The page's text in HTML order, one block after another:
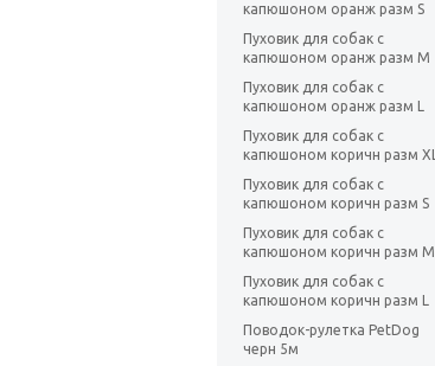
капюшоном оранж разм S
Пуховик для собак с
капюшоном оранж разм M
Пуховик для собак с
капюшоном оранж разм L
Пуховик для собак с
капюшоном коричн разм XL
Пуховик для собак с
капюшоном коричн разм S
Пуховик для собак с
капюшоном коричн разм M
Пуховик для собак с
капюшоном коричн разм L
Поводок-рулетка PetDog
черн 5м